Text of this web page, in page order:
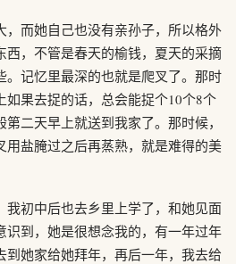
，而她自己也没有亲孙子，所以格外
西，不管是春天的榆钱，夏天的采摘
。记忆里最深的也就是爬叉了。那时
如果去捉的话，总会能捉个10个8个
二天早上就送到我家了。那时候，
用盐腌过之后再蒸熟，就是难得的美
我初中后也去乡里上学了，和她见面
识到，她是很想念我的，有一年过年
到她家给她拜年，再后一年，我去给